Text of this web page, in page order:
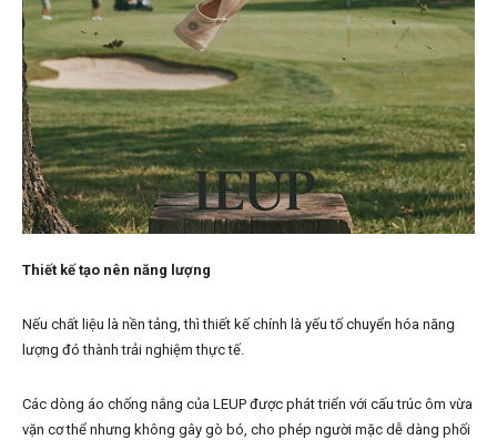
Thiết kế tạo nên năng lượng
Nếu chất liệu là nền tảng, thì thiết kế chính là yếu tố chuyển hóa năng
lượng đó thành trải nghiệm thực tế.
Các dòng áo chống nắng của LEUP được phát triển với cấu trúc ôm vừa
vặn cơ thể nhưng không gây gò bó, cho phép người mặc dễ dàng phối